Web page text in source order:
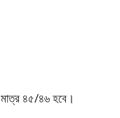
৪৫/৪৬ হবে।